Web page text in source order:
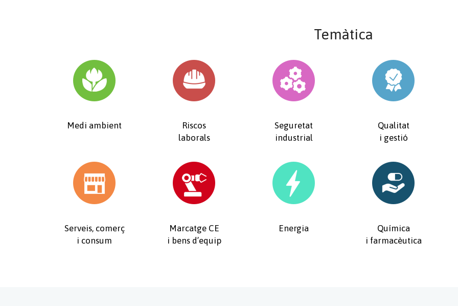
Temàtica
Medi ambient
Riscos
laborals
Seguretat
industrial
Qualitat
i gestió
Serveis, comerç
i consum
Marcatge CE
i bens d’equip
Energia
Química
i farmacèutica